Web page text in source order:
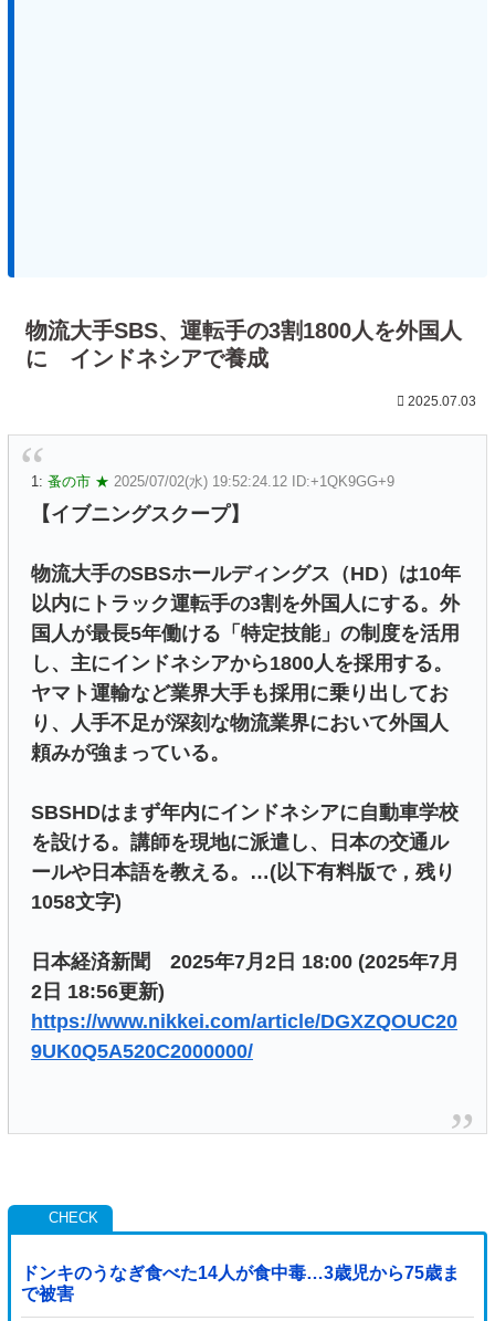
物流大手SBS、運転手の3割1800人を外国人
に インドネシアで養成
2025.07.03
1: 蚤の市 ★ 2025/07/02(水) 19:52:24.12 ID:+1QK9GG+9
【イブニングスクープ】
物流大手のSBSホールディングス（HD）は10年
以内にトラック運転手の3割を外国人にする。外
国人が最長5年働ける「特定技能」の制度を活用
し、主にインドネシアから1800人を採用する。
ヤマト運輸など業界大手も採用に乗り出してお
り、人手不足が深刻な物流業界において外国人
頼みが強まっている。
SBSHDはまず年内にインドネシアに自動車学校
を設ける。講師を現地に派遣し、日本の交通ル
ールや日本語を教える。…(以下有料版で，残り
1058文字)
日本経済新聞 2025年7月2日 18:00 (2025年7月
2日 18:56更新)
https://www.nikkei.com/article/DGXZQOUC20
9UK0Q5A520C2000000/
ドンキのうなぎ食べた14人が食中毒…3歳児から75歳ま
で被害